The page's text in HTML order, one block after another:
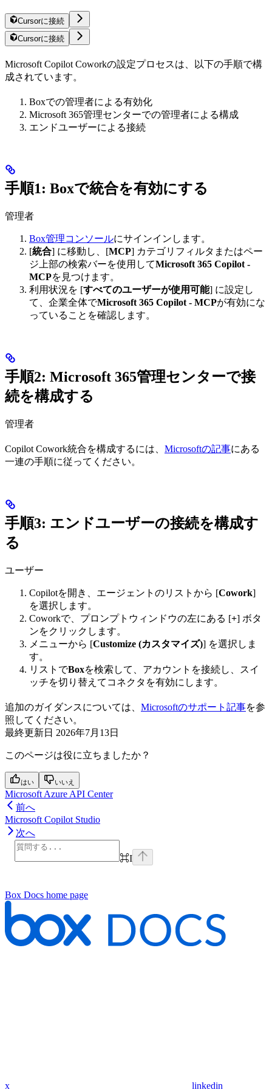
Cursorに接続
Cursorに接続
Microsoft Copilot Coworkの設定プロセスは、以下の手順で構
成されています。
Boxでの管理者による有効化
Microsoft 365管理センターでの管理者による構成
エンドユーザーによる接続
手順1: Boxで統合を有効にする
管理者
Box管理コンソールにサインインします。
[統合] に移動し、[MCP] カテゴリフィルタまたはペー
ジ上部の検索バーを使用してMicrosoft 365 Copilot -
MCPを見つけます。
利用状況を [すべてのユーザーが使用可能] に設定し
て、企業全体でMicrosoft 365 Copilot - MCPが有効にな
っていることを確認します。
手順2: Microsoft 365管理センターで接
続を構成する
管理者
Copilot Cowork統合を構成するには、 Microsoftの記事にある
一連の手順に従ってください。
手順3: エンドユーザーの接続を構成す
る
ユーザー
Copilotを開き、エージェントのリストから [Cowork]
を選択します。
Coworkで、プロンプトウィンドウの左にある [+] ボタ
ンをクリックします。
メニューから [Customize (カスタマイズ)] を選択しま
す。
リストでBoxを検索して、アカウントを接続し、スイ
ッチを切り替えてコネクタを有効にします。
追加のガイダンスについては、 Microsoftのサポート記事を参
照してください。
最終更新日 2026年7月13日
このページは役に立ちましたか？
はい いいえ
Microsoft Azure API Center
前へ
Microsoft Copilot Studio
次へ
⌘I
Box Docs home page
x linkedin